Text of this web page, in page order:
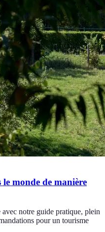
monde de manière
notre guide pratique, plein
pour un tourisme